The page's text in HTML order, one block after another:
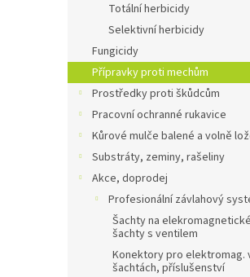
Totální herbicidy
Selektivní herbicidy
Fungicidy
Přípravky proti mechům
Prostředky proti škůdcům
Pracovní ochranné rukavice
Kůrové mulče balené a volně
Substráty, zeminy, rašeliny
Akce, doprodej
Profesionální závlahový
Šachty na
šachty s ventilem
Konektory pro elektromag.
šachtách, příslušenství